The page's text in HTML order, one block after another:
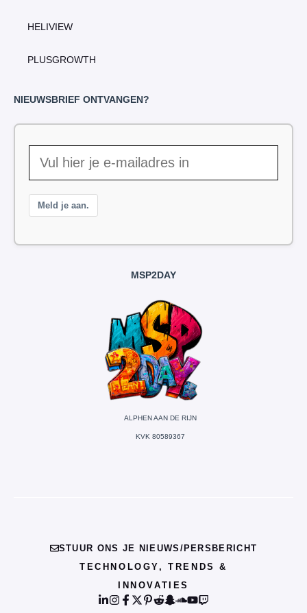
HELIVIEW
PLUSGROWTH
NIEUWSBRIEF ONTVANGEN?
Meld je aan.
MSP2DAY
ALPHEN AAN DE RIJN
KVK 80589367
STUUR ONS JE NIEUWS/PERSBERICHT
TECHNOLOGY, TRENDS &
INNOVATIES